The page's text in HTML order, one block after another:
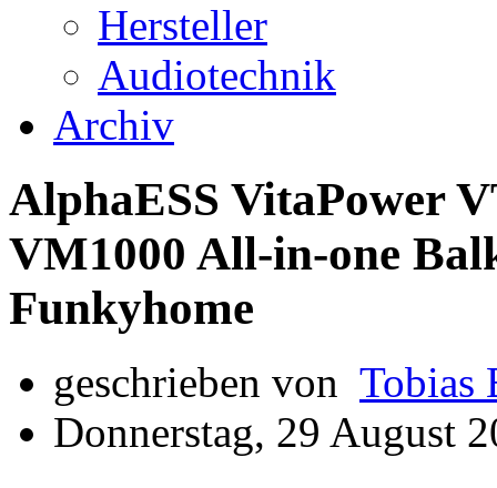
Hersteller
Audiotechnik
Archiv
AlphaESS VitaPower
VM1000 All-in-one
Funkyhome
geschrieben von Tobias
Donnerstag, 29 August